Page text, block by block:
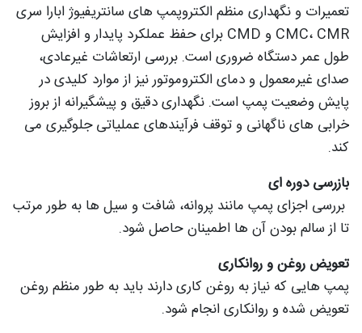
تعمیرات و نگهداری منظم الکتروپمپ های سانتریفیوژ ابارا سری
CMC، CMR و CMD برای حفظ عملکرد پایدار و افزایش
طول عمر دستگاه ضروری است. بررسی ارتعاشات غیرعادی،
صدای غیرمعمول و دمای الکتروموتور نیز از موارد کلیدی در
پایش وضعیت پمپ است. نگهداری دقیق و پیشگیرانه از بروز
خرابی های ناگهانی و توقف فرآیندهای عملیاتی جلوگیری می
کند.
بازرسی دوره ای
بررسی اجزای پمپ مانند پروانه، شافت و سیل ها به طور مرتب
تا از سالم بودن آن ها اطمینان حاصل شود.
تعویض روغن و روانکاری
پمپ هایی که نیاز به روغن کاری دارند باید به طور منظم روغن
تعویض شده و روانکاری انجام شود.